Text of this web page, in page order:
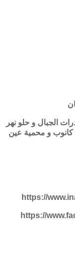
الجبال و حلو نهر
كانوب و محمية عين
https://
https://